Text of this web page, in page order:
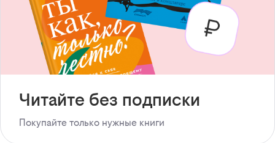
Читайте без подписки
Покупайте только нужные книги